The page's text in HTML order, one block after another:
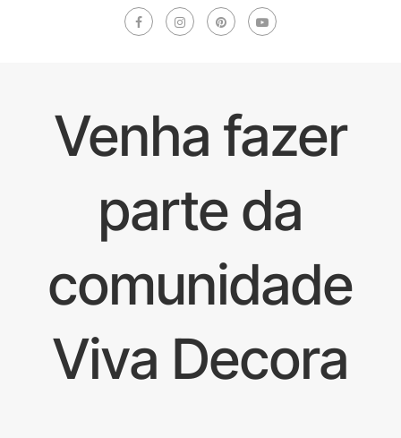
Venha fazer
parte da
comunidade
Viva Decora